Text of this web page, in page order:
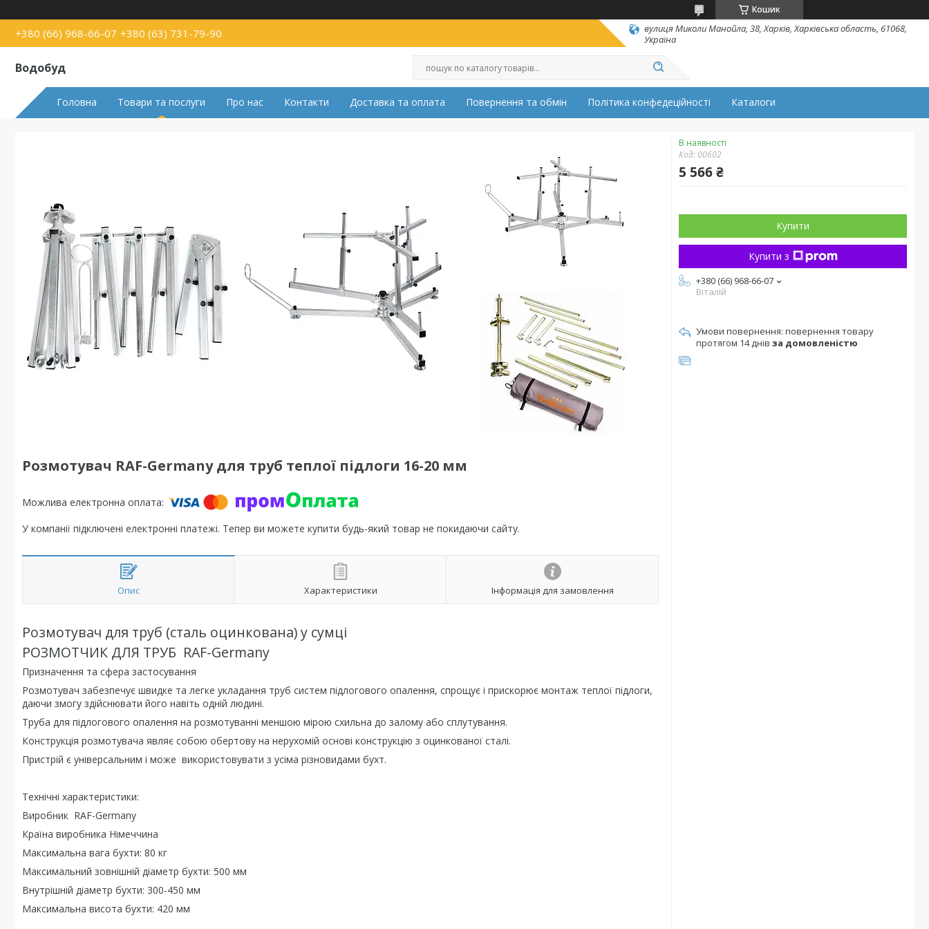
Кошик
+380 (66) 968-66-07 +380 (63) 731-79-90
вулиця Миколи Манойла, 38, Харків, Харківська область, 61068,
Україна
Водобуд
Головна Товари та послуги Про нас Контакти Доставка та оплата Повернення та обмін Політика конфедеційності Каталоги
Розмотувач RAF-Germany для труб теплої підлоги 16-20 мм
У компанії підключені електронні платежі. Тепер ви можете купити будь-який товар не покидаючи сайту.
Опис Характеристики Інформація для замовлення
Розмотувач для труб (сталь оцинкована) у сумці
РОЗМОТЧИК ДЛЯ ТРУБ RAF-Germany
Призначення та сфера застосування
Розмотувач забезпечує швидке та легке укладання труб систем підлогового опалення, спрощує і прискорює монтаж теплої підлоги,
даючи змогу здійснювати його навіть одній людині.
Труба для підлогового опалення на розмотуванні меншою мірою схильна до залому або сплутування.
Конструкція розмотувача являє собою обертову на нерухомій основі конструкцію з оцинкованої сталі.
Пристрій є універсальним і може використовувати з усіма різновидами бухт.
Технічні характеристики:
Виробник RAF-Germany
Країна виробника Німеччина
Максимальна вага бухти: 80 кг
Максимальний зовнішній діаметр бухти: 500 мм
Внутрішній діаметр бухти: 300-450 мм
Максимальна висота бухти: 420 мм
В наявності
Код: 00602
5 566 ₴
Купити
Купити з
+380 (66) 968-66-07
Віталій
повернення товару
протягом 14 днів за домовленістю